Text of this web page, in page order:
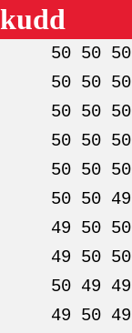
50 50 50
50 50 50
50 50 50
50 50 50
50 50 50
50 50 49
49 50 50
49 50 50
50 49 49
49 50 49